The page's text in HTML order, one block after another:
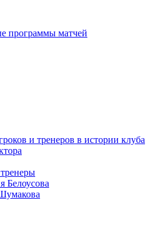
программы матчей
и тренеров в истории клуба
Белоусова